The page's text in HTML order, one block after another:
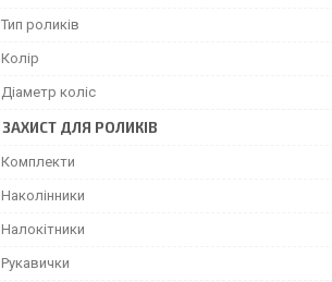
Тип роликів
Колір
Діаметр коліс
ЗАХИСТ ДЛЯ РОЛИКІВ
Комплекти
Наколінники
Налокітники
Рукавички